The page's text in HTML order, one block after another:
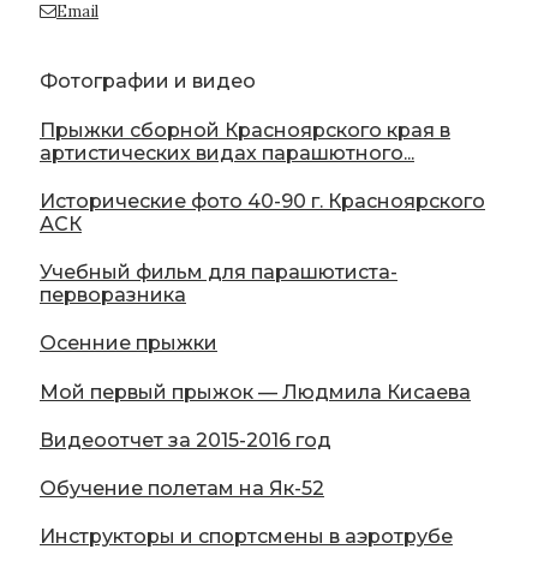
Email
Фотографии и видео
Прыжки сборной Красноярского края в
артистических видах парашютного...
Исторические фото 40-90 г. Красноярского
АСК
Учебный фильм для парашютиста-
перворазника
Осенние прыжки
Мой первый прыжок — Людмила Кисаева
Видеоотчет за 2015-2016 год
Обучение полетам на Як-52
Инструкторы и спортсмены в аэротрубе